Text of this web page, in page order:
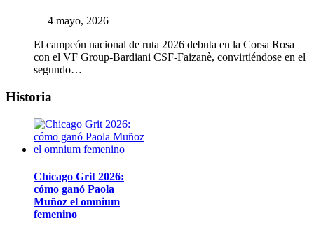
— 4 mayo, 2026
El campeón nacional de ruta 2026 debuta en la Corsa Rosa
con el VF Group-Bardiani CSF-Faizanè, convirtiéndose en el
segundo…
Historia
Chicago Grit 2026:
cómo ganó Paola
Muñoz el omnium
femenino